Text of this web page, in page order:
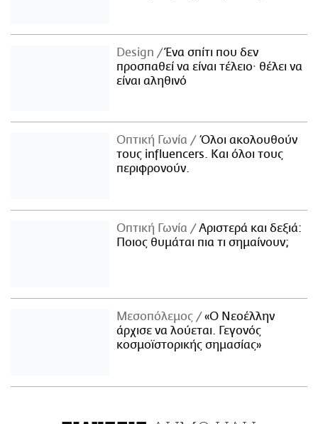
Design
Ένα σπίτι που δεν
προσπαθεί να είναι τέλειο· θέλει να
είναι αληθινό
Οπτική Γωνία
Όλοι ακολουθούν
τους influencers. Και όλοι τους
περιφρονούν.
Οπτική Γωνία
Αριστερά και δεξιά:
Ποιος θυμάται πια τι σημαίνουν;
Μεσοπόλεμος
«Ο Νεοέλλην
άρχισε να λούεται. Γεγονός
κοσμοϊστορικής σημασίας»